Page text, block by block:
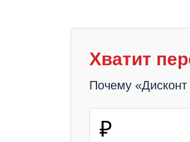
Хватит
Почему
₽